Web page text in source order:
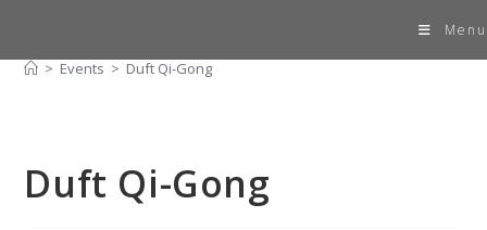
content
Menu
> Events > Duft Qi-Gong
Duft Qi-Gong